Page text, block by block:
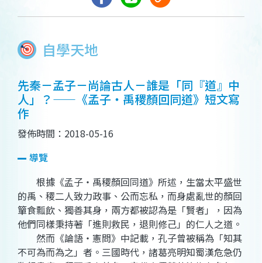
自學天地
先秦－孟子－尚論古人－誰是「同『道』中
人」？——《孟子‧禹稷顏回同道》短文寫
作
發佈時間：2018-05-16
導覽
根據《孟子‧禹稷顏回同道》所述，生當太平盛世
的禹、稷二人致力政事、公而忘私，而身處亂世的顏回
簞食瓢飲、獨善其身，兩方都被認為是「賢者」，因為
他們同樣秉持著「進則救民，退則修己」的仁人之道。
然而《論語‧憲問》中記載，孔子曾被稱為「知其
不可為而為之」者。三國時代，諸葛亮明知蜀漢危急仍